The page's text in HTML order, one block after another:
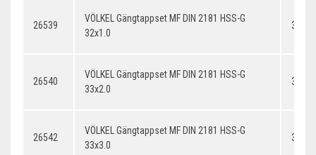
26539
VÖLKEL Gängtappset MF DIN 2181 HSS-G
32x1.0
26540
VÖLKEL Gängtappset MF DIN 2181 HSS-G
33x2.0
26542
VÖLKEL Gängtappset MF DIN 2181 HSS-G
33x3.0